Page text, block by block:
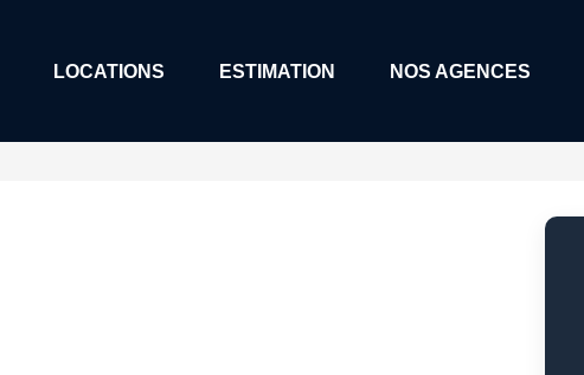
LOCATIONS ESTIMATION NOS AGENCES